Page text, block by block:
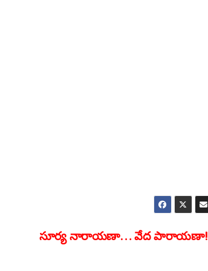
సూర్య నారాయణా… వేద పారాయణా!